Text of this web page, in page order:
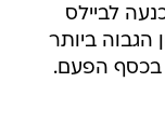
לביילס
הגבוה ביותר
בכסף הפעם.